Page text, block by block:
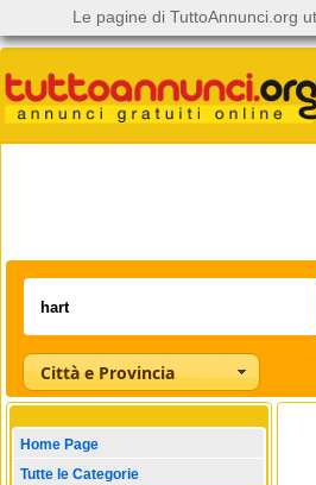
Città e Provincia
Home Page
Tutte le Categorie
Le pagine di TuttoAnnunci.org